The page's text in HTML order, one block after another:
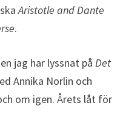
Aristotle and Dante
.
jag har lyssnat på Det
Annika Norlin och
om igen. Årets låt för